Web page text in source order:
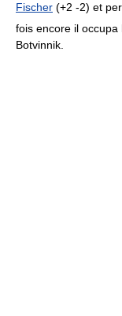
Fischer (+2 -2) et
fois encore il occupa
Botvinnik.